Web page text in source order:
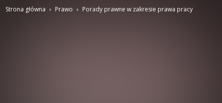
Strona główna Prawo Porady prawne w zakresie prawa pracy